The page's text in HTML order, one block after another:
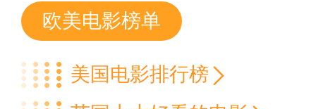
欧美电影榜单
美国电影排行榜